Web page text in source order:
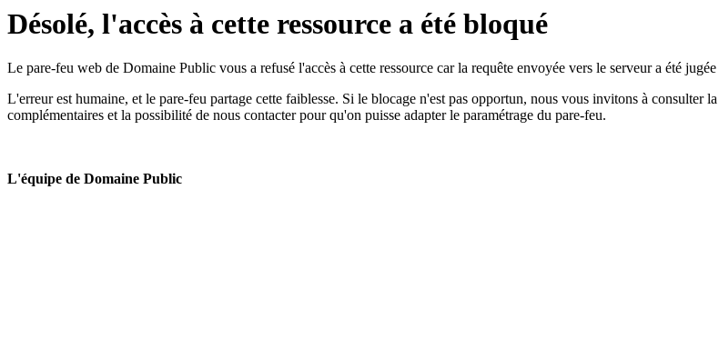
Désolé, l'accès à cette ressource a été bloqué
Le pare-feu web de Domaine Public vous a refusé l'accès à cette ressource car la requête envoyée vers le serveur a été jugée
L'erreur est humaine, et le pare-feu partage cette faiblesse. Si le blocage n'est pas opportun, nous vous invitons à consulter
complémentaires et la possibilité de nous contacter pour qu'on puisse adapter le paramétrage du pare-feu.
L'équipe de Domaine Public